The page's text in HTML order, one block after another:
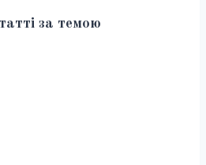
за темою